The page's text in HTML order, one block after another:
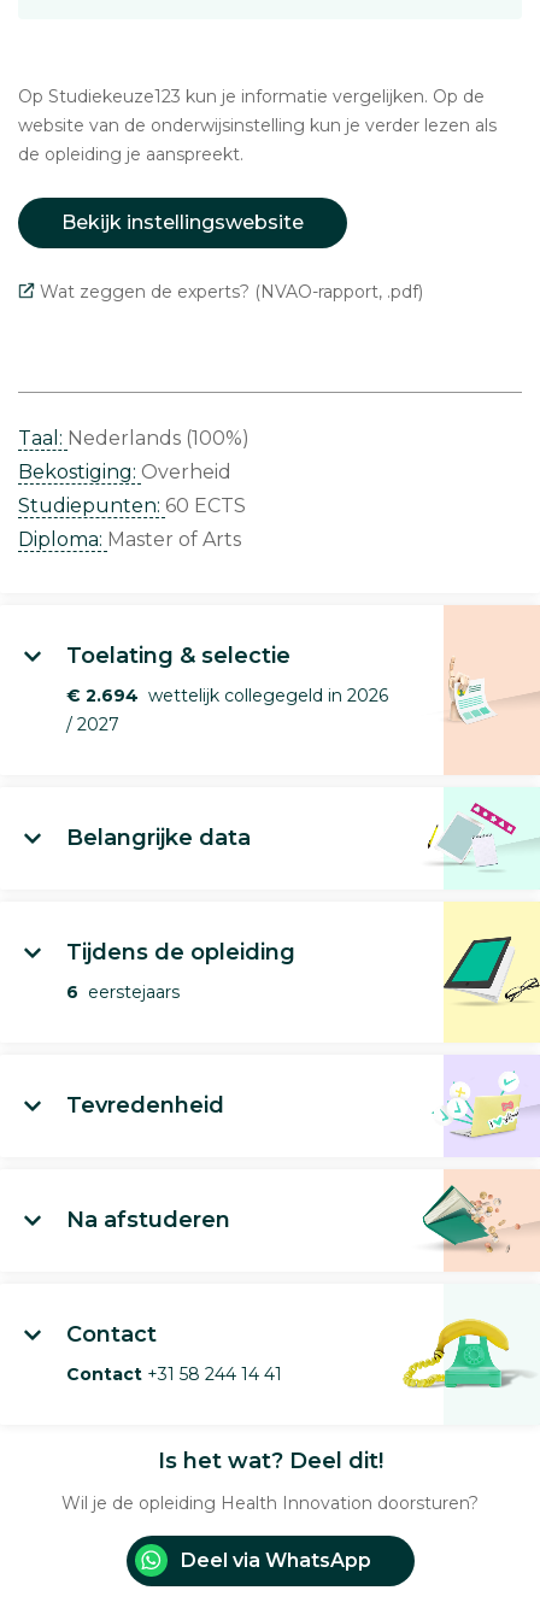
Op Studiekeuze123 kun je informatie vergelijken. Op de
website van de onderwijsinstelling kun je verder lezen als
de opleiding je aanspreekt.
Bekijk instellingswebsite
Wat zeggen de experts? (NVAO-rapport, .pdf)
Taal: Nederlands (100%)
Bekostiging: Overheid
Studiepunten: 60 ECTS
Diploma: Master of Arts
Toelating & selectie
€ 2.694 wettelijk collegegeld in 2026
/ 2027
Belangrijke data
Tijdens de opleiding
6 eerstejaars
Tevredenheid
Na afstuderen
Contact
Contact +31 58 244 14 41
Is het wat? Deel dit!
Wil je de opleiding Health Innovation doorsturen?
Deel via WhatsApp